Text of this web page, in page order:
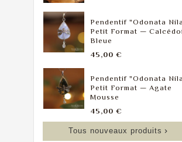
Pic À Cheveux "Alicia"
47,00 €
Bague "Mori" — Grenat
Taille 54
58,00 €
Tous nouveaux produits 